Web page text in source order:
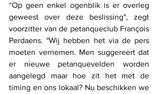
“Op geen enkel ogenblik is er overleg
geweest over deze beslissing", zegt
voorzitter van de petanqueclub François
Perdaens. "Wij hebben het via de pers
moeten vernemen. Men suggereert dat
er nieuwe petanquevelden worden
aangelegd maar hoe zit het met de
timing en ons lokaal? Nu beschikken we